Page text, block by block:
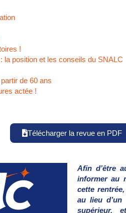
!
la position et les conseils du SNALC
de 60 ans
actée !
Télécharger la revue en PDF
Afin d’être
informer au
cette
au lieu
supérieur,